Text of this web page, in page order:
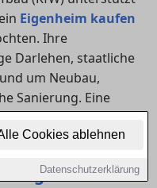
Cookies ablehnen
Datenschutzerklärung
Eigenheim kaufen
Ihre
Darlehen, staatliche
um Neubau,
Sanierung. Eine
oft lassen sich
Programme für